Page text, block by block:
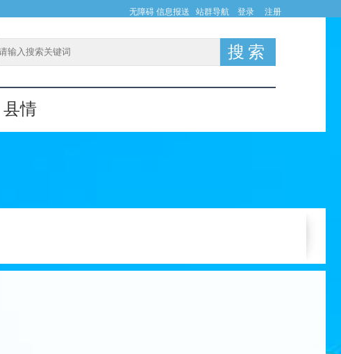
无障碍 信息报送 站群导航 登录 注册
县情